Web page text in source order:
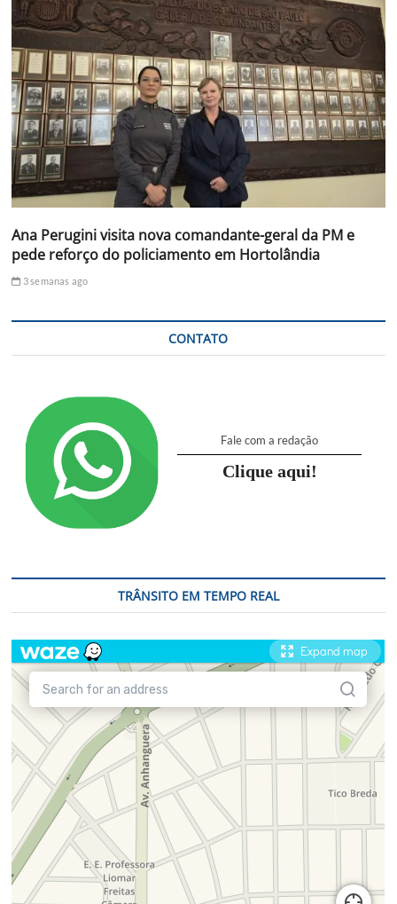
Ana Perugini visita nova comandante-geral da PM e
pede reforço do policiamento em Hortolândia
3 semanas ago
CONTATO
Fale com a redação
Clique aqui!
TRÂNSITO EM TEMPO REAL